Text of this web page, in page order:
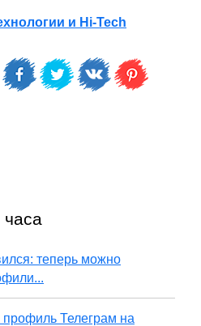
и Hi-Tech
теперь можно
профиль Телеграм на